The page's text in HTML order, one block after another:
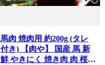
馬肉 焼肉用 約200g (タレ
付き) 【肉や】 国産 馬 新
鮮 やきにく 焼き肉 肉 桜肉